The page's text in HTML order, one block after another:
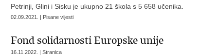
Petrinji, Glini i Sisku je ukupno 21 škola s 5 658 učenika.
02.09.2021. | Pisane vijesti
Fond solidarnosti Europske unije
16.11.2022. | Stranica